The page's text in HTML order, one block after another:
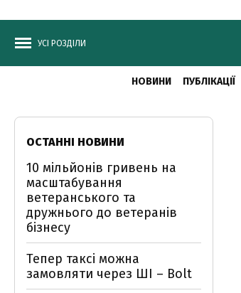
УСІ РОЗДІЛИ
НОВИНИ ПУБЛІКАЦІЇ
ОСТАННІ НОВИНИ
10 мільйонів гривень на
масштабування
ветеранського та
дружнього до ветеранів
бізнесу
Тепер таксі можна
замовляти через ШІ – Bolt